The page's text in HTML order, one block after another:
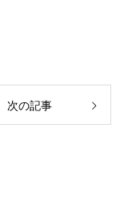
次の記事